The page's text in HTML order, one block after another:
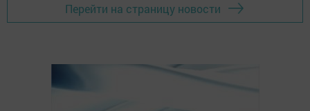
Перейти на страницу новости